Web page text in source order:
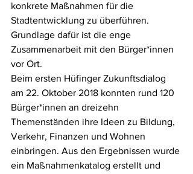
konkrete Maßnahmen für die
Stadtentwicklung zu überführen.
Grundlage dafür ist die enge
Zusammenarbeit mit den Bürger*innen
vor Ort.
Beim ersten Hüfinger Zukunftsdialog
am 22. Oktober 2018 konnten rund 120
Bürger*innen an dreizehn
Themenständen ihre Ideen zu Bildung,
Verkehr, Finanzen und Wohnen
einbringen. Aus den Ergebnissen wurde
ein Maßnahmenkatalog erstellt und